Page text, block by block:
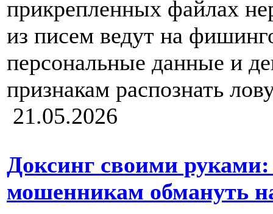
прикрепленных файлах
из писем ведут на
персональные данные и
признакам распознать
21.05.2026
Доксинг своими
мошенникам обмануть